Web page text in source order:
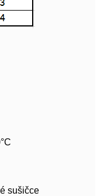
sušičce